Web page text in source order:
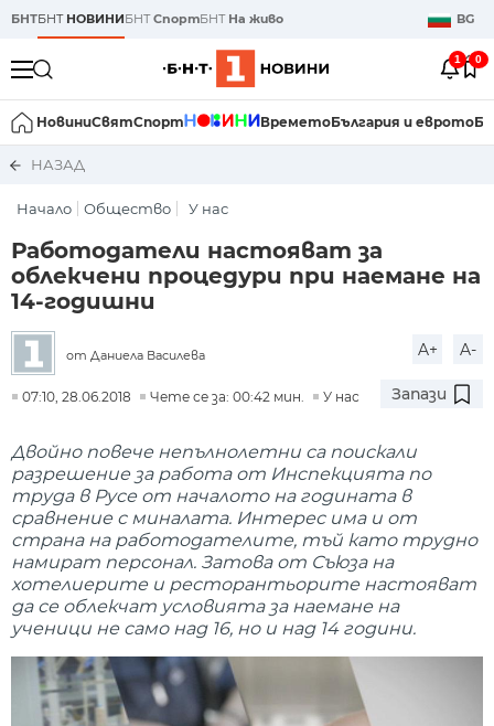
БНТБНТ НОВИНИБНТСпортБНТ На живо BG
1 0
НовиниСвятСпорт ВреметоБългария и еврото
НАЗАД
Начало Общество У нас
Работодатели настояват за
облекчени процедури при наемане на
14-годишни
от Даниела Василева A+ A-
07:10, 28.06.2018 Чете се за: 00:42 мин. У нас Запази
Двойно повече непълнолетни са поискали
разрешение за работа от Инспекцията по
труда в Русе от началото на годината в
сравнение с миналата. Интерес има и от
страна на работодателите, тъй като трудно
намират персонал. Затова от Съюза на
хотелиерите и ресторантьорите настояват
да се облекчат условията за наемане на
ученици не само над 16, но и над 14 години.